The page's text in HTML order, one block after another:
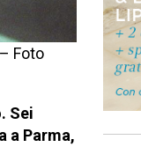
Foto
Sei
a Parma,